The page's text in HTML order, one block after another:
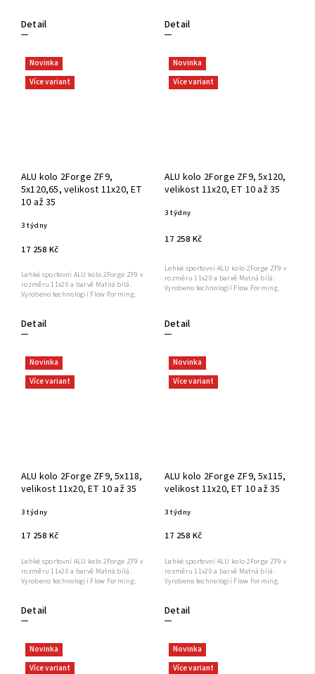
Detail Detail
Novinka
Více variant
ALU kolo 2Forge ZF9,
5x120,65, velikost 11x20, ET
10 až 35
3 týdny
17 258 Kč
Detail
Lehké sportovní ALU kolo 2Forge ZF9 v
rozměru 11x20 a barvě Matná bílá.
Vyrobeno technologií Flow Forming.
Novinka
Více variant
ALU kolo 2Forge ZF9, 5x120,
velikost 11x20, ET 10 až 35
3 týdny
17 258 Kč
Detail
Lehké sportovní ALU kolo 2Forge ZF9 v
rozměru 11x20 a barvě Matná bílá.
Vyrobeno technologií Flow Forming.
Novinka
Více variant
ALU kolo 2Forge ZF9, 5x118,
velikost 11x20, ET 10 až 35
3 týdny
17 258 Kč
Detail
Lehké sportovní ALU kolo 2Forge ZF9 v
rozměru 11x20 a barvě Matná bílá.
Vyrobeno technologií Flow Forming.
Novinka
Více variant
ALU kolo 2Forge ZF9, 5x115,
velikost 11x20, ET 10 až 35
3 týdny
17 258 Kč
Detail
Lehké sportovní ALU kolo 2Forge ZF9 v
rozměru 11x20 a barvě Matná bílá.
Vyrobeno technologií Flow Forming.
Novinka
Více variant
Novinka
Více variant